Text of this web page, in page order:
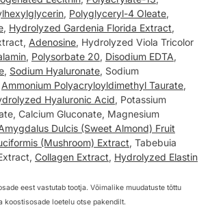
, Polyglyceryl-4 Oleate,
, Hydrolyzed Gardenia Florida Extract,
Adenosine, Hydrolyzed Viola Tricolor
, Polysorbate 20, Disodium EDTA,
, Sodium Hyaluronate, Sodium
Ammonium Polyacryloyldimethyl Taurate,
Hyaluronic Acid, Potassium
Calcium Gluconate, Magnesium
Dulcis (Sweet Almond) Fruit
(Mushroom) Extract, Tabebuia
Collagen Extract, Hydrolyzed Elastin
eest vastutab tootja. Võimalike muudatuste tõttu
koostisosade loetelu otse pakendilt.